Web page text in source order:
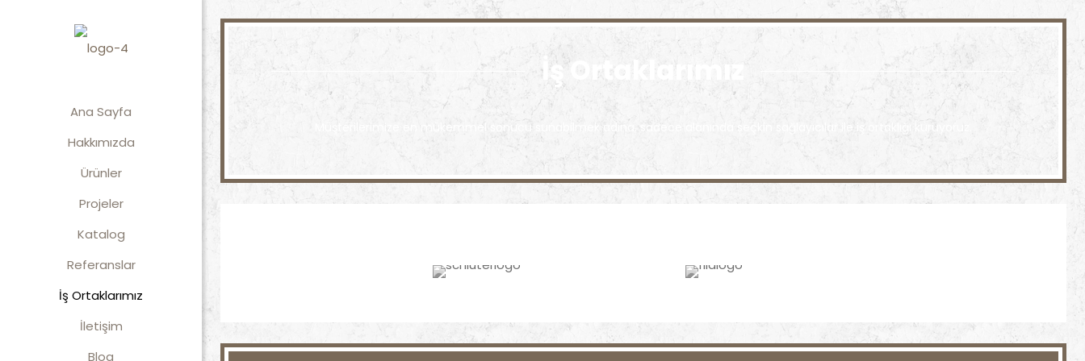
Ana Sayfa
Hakkımızda
Ürünler
Projeler
Katalog
Referanslar
İş Ortaklarımız
İletişim
Blog
İş Ortaklarımız
Müşterilerimize en mükemmel sonucu sunabilmek adına, sadece alanında seçkin sağlayıcılar ile iş ortaklığı kuruyoruz.